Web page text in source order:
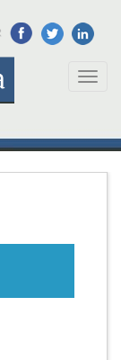
Toggle